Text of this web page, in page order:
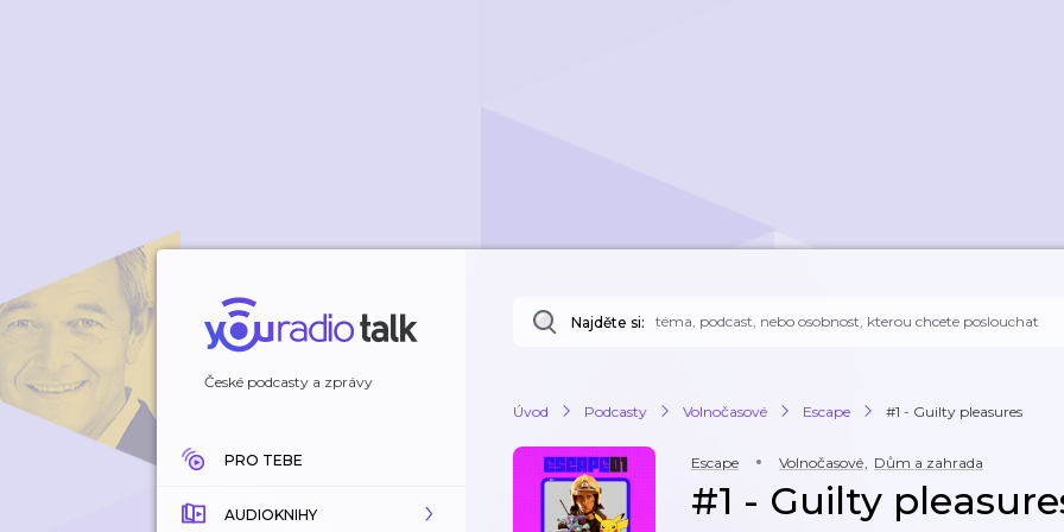
České podcasty a zprávy
PRO TEBE
AUDIOKNIHY
Najděte si:
Úvod Podcasty Volnočasové Escape #1 - Guilty pleasures
Escape Volnočasové, Dům a zahrada
#1 - Guilty